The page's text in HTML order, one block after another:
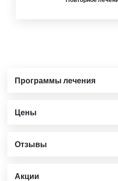
Программы лечения
Цены
Отзывы
Акции